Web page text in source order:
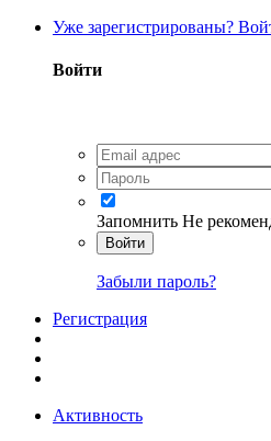
Уже зарегистрированы?
Войти
Запомнить Не
Войти
Забыли пароль?
Регистрация
Активность